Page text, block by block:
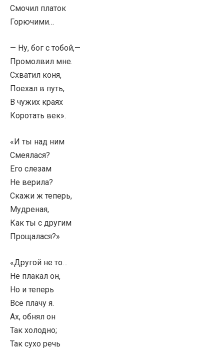
Смочил платок
Горючими…
— Ну, бог с тобой,—
Промолвил мне.
Схватил коня,
Поехал в путь,
В чужих краях
Коротать век».
«И ты над ним
Смеялася?
Его слезам
Не верила?
Скажи ж теперь,
Мудреная,
Как ты с другим
Прощалася?»
«Другой не то…
Не плакал он,
Но и теперь
Все плачу я.
Ах, обнял он
Так холодно;
Так сухо речь